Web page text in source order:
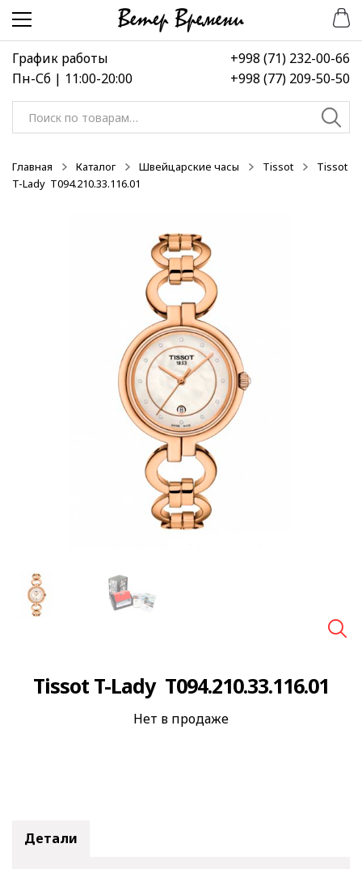
Перейти
навигации
Перейти
содержимому
График работы
Пн-Сб | 11:00-20:00
+998 (71) 232-00-66
+998 (77) 209-50-50
Искать:
Главная Каталог Швейцарские часы Tissot
Tissot
T-Lady T094.210.33.116.01
Tissot T-Lady T094.210.33.116.01
Нет в продаже
Детали
-50%
-50%
-50%